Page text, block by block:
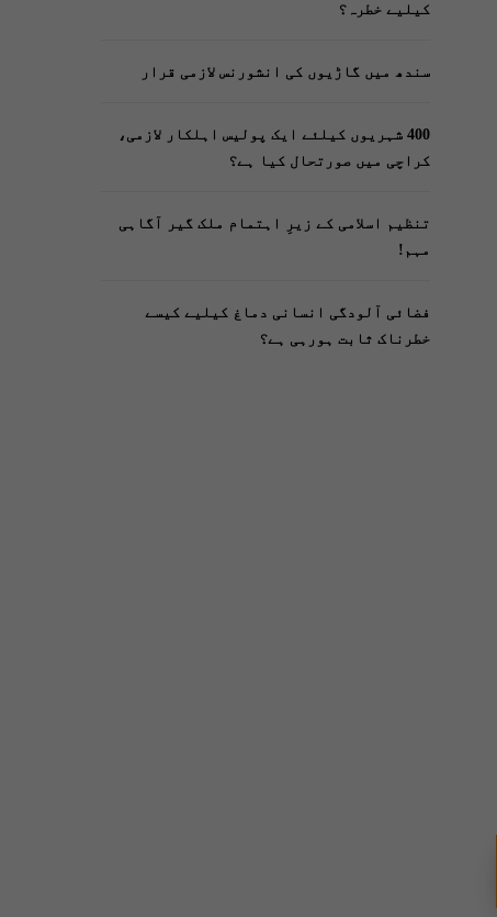
کیلیے خطرہ؟
سندھ میں گاڑیوں کی انشورنس لازمی قرار
400 شہریوں کیلئے ایک پولیس اہلکار لازمی،
کراچی میں صورتحال کیا ہے؟
تنظیم اسلامی کے زیرِ اہتمام ملک گیر آگاہی
مہم!
فضائی آلودگی انسانی دماغ کیلیے کیسے
خطرناک ثابت ہورہی ہے؟